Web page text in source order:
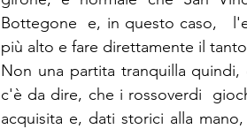
Bottegone  e, in questo caso,
più alto e fare direttamente il
Non una partita tranquilla
c'è da dire, che i rossoverdi
acquisita e, dati storici alla